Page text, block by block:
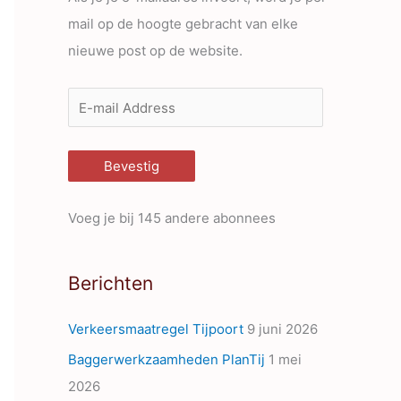
mail op de hoogte gebracht van elke
nieuwe post op de website.
-
m
a
d
e
s
Bevestig
Voeg je bij 145 andere abonnees
Berichten
Verkeersmaatregel Tijpoort 9 juni 2026
Baggerwerkzaamheden PlanTij 1 mei
2026